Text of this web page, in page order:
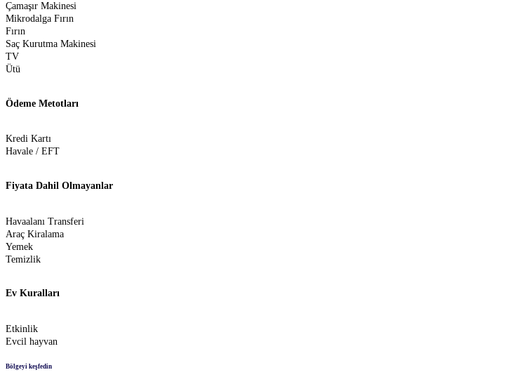
Çamaşır Makinesi
Mikrodalga Fırın
Fırın
Saç Kurutma Makinesi
TV
Ütü
Ödeme Metotları
Kredi Kartı
Havale / EFT
Fiyata Dahil Olmayanlar
Havaalanı Transferi
Araç Kiralama
Yemek
Temizlik
Ev Kuralları
Etkinlik
Evcil hayvan
Bölgeyi keşfedin